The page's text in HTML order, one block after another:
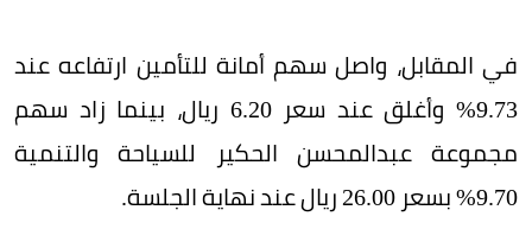
في المقابل، واصل سهم أمانة للتأمين ارتفاعه عند
9.73% وأغلق عند سعر 6.20 ريال، بينما زاد سهم
مجموعة عبدالمحسن الحكير للسياحة والتنمية
9.70% بسعر 26.00 ريال عند نهاية الجلسة.